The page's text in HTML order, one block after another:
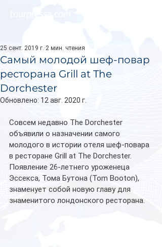
Самый молодой шеф-повар
ресторана Grill at The
Dorchester
25 сент. 2019 г. 2 мин. чтения
Обновлено: 12 авг. 2020 г.
Совсем недавно The Dorchester
объявили о назначении самого
молодого в истории отеля шеф-повара
в ресторане Grill at The Dorchester.
Появление 26-летнего уроженеца
Эссекса, Тома Бутона (Tom Booton),
знаменует собой новую главу для
знаменитого лондонского ресторана.